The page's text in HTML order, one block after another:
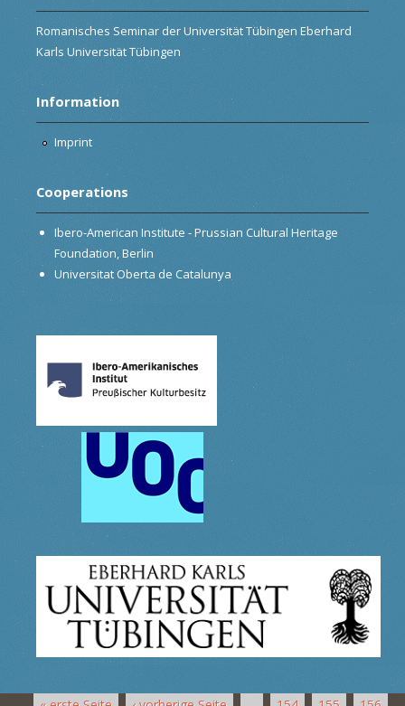
Romanisches Seminar der Universität Tübingen Eberhard
Karls Universität Tübingen
Information
Imprint
Cooperations
Ibero-American Institute - Prussian Cultural Heritage
Foundation, Berlin
Universitat Oberta de Catalunya